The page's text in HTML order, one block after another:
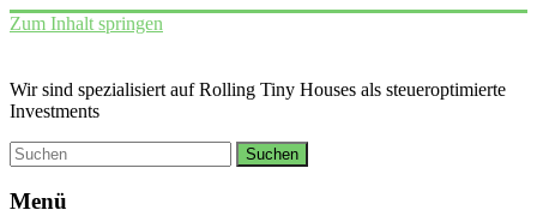
Zum Inhalt springen
Wir sind spezialisiert auf Rolling Tiny Houses als steueroptimierte
Investments
Menü